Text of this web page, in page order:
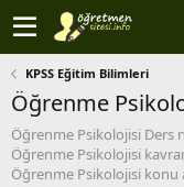
KPSS Eğitim Bilimleri
Öğrenme
Öğrenme Psikolojisi Ders
Öğrenme Psikolojisi
Öğrenme Psikolojisi konu